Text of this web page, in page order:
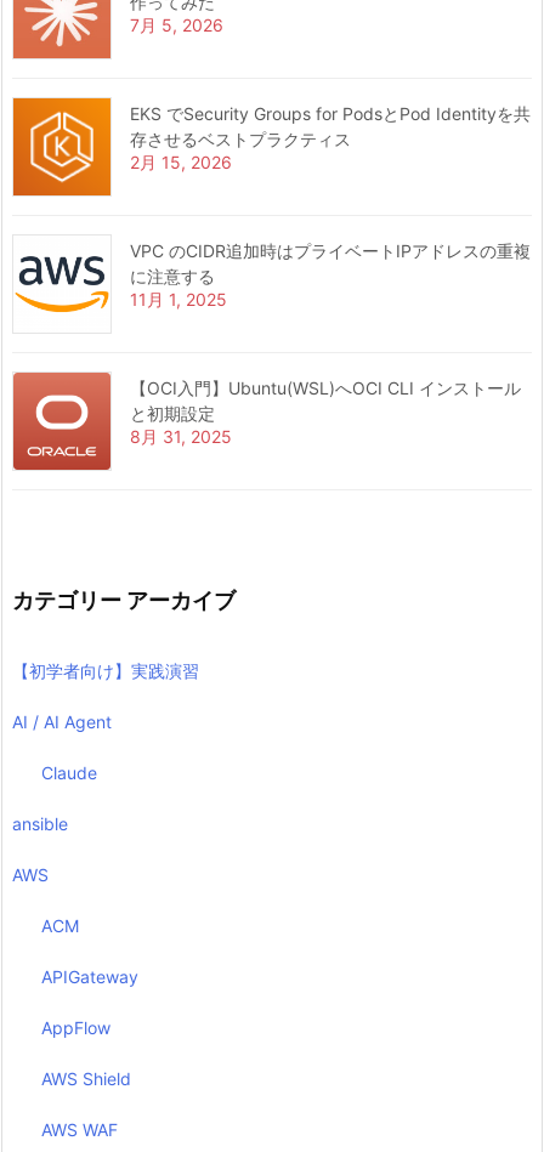
7月 5, 2026
EKS でSecurity Groups for PodsとPod Identityを共
存させるベストプラクティス
2月 15, 2026
VPC のCIDR追加時はプライベートIPアドレスの重複
に注意する
11月 1, 2025
【OCI入門】Ubuntu(WSL)へOCI CLI インストール
と初期設定
8月 31, 2025
カテゴリー アーカイブ
【初学者向け】実践演習
AI / AI Agent
Claude
ansible
AWS
ACM
APIGateway
AppFlow
AWS Shield
AWS WAF